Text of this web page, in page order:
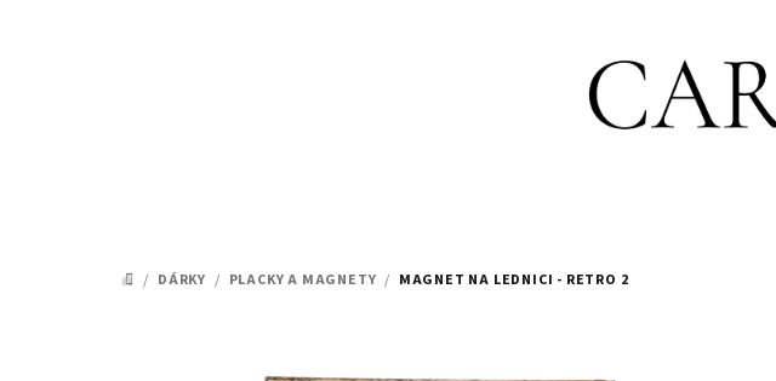
DOMŮ
/ DÁRKY / PLACKY A MAGNETY / MAGNET NA LEDNICI - RETRO 2